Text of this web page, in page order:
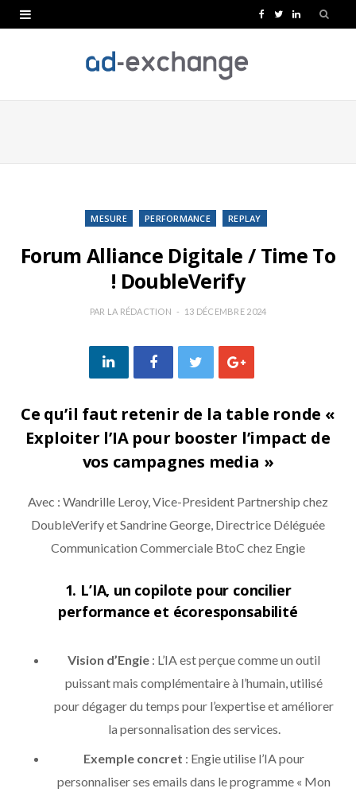
e
T
t
L
k
MESURE PERFORMANCE REPLAY
Forum Alliance Digitale / Time To
! DoubleVerify
PAR LA RÉDACTION 13 DÉCEMBRE 2024
Ce qu’il faut retenir de la table ronde «
Exploiter l’IA pour booster l’impact de
vos campagnes media »
Avec : Wandrille Leroy, Vice-President Partnership chez
DoubleVerify et Sandrine George, Directrice Déléguée
Communication Commerciale BtoC chez Engie
1. L’IA, un copilote pour concilier
performance et écoresponsabilité
Vision d’Engie : L’IA est perçue comme un outil
puissant mais complémentaire à l’humain, utilisé
pour dégager du temps pour l’expertise et améliorer
la personnalisation des services.
Exemple concret : Engie utilise l’IA pour
personnaliser ses emails dans le programme « Mon